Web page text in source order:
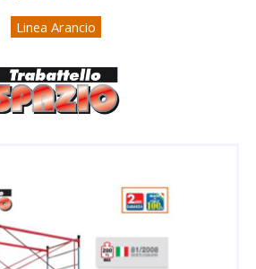
E COMPONENTI
Linea Arancio